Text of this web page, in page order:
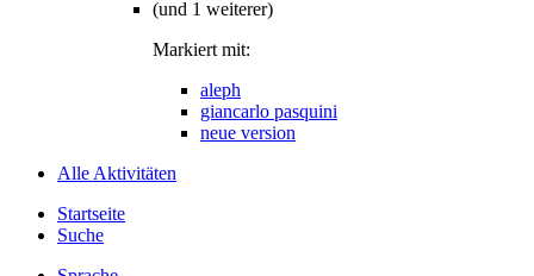
(und 1 weiterer)
Markiert mit:
aleph
giancarlo pasquini
neue version
Alle Aktivitäten
Startseite
Suche